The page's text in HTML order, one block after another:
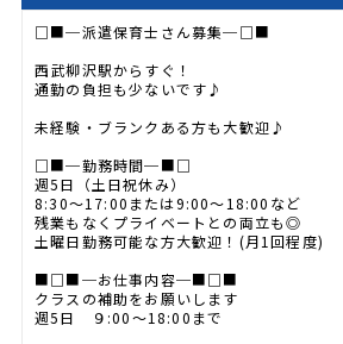
□■─派遣保育士さん募集─□■
西武柳沢駅からすぐ！
通勤の負担も少ないです♪
未経験・ブランクある方も大歓迎♪
□■─勤務時間─■□
週5日（土日祝休み）
8:30～17:00または9:00～18:00など
残業もなくプライベートとの両立も◎
土曜日勤務可能な方大歓迎！(月1回程度)
■□■─お仕事内容─■□■
クラスの補助をお願いします
週5日 ９:00～18:00まで